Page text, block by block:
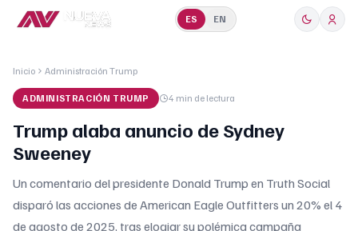
ES EN
Inicio Administración Trump
ADMINISTRACIÓN TRUMP 4 min de lectura
Trump alaba anuncio de Sydney
Sweeney
Un comentario del presidente Donald Trump en Truth Social
disparó las acciones de American Eagle Outfitters un 20% el 4
de agosto de 2025, tras elogiar su polémica campaña